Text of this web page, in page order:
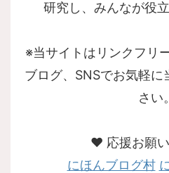
研究し、みんなが役
※当サイトはリンクフリ
ブログ、SNSでお気軽
さい。
❤︎ 応援お願
にほんブログ村